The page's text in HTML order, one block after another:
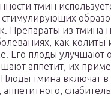
тмин
Препараты из тмина
как колиты
Его плоды улучшают
аппетит, их
тмина включат в